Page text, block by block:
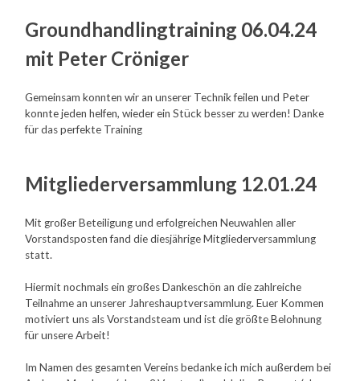
Groundhandlingtraining 06.04.24
mit Peter Cröniger
Gemeinsam konnten wir an unserer Technik feilen und Peter
konnte jeden helfen, wieder ein Stück besser zu werden! Danke
für das perfekte Training
Mitgliederversammlung 12.01.24
Mit großer Beteiligung und erfolgreichen Neuwahlen aller
Vorstandsposten fand die diesjährige Mitgliederversammlung
statt.
Hiermit nochmals ein großes Dankeschön an die zahlreiche
Teilnahme an unserer Jahreshauptversammlung. Euer Kommen
motiviert uns als Vorstandsteam und ist die größte Belohnung
für unsere Arbeit!
Im Namen des gesamten Vereins bedanke ich mich außerdem bei